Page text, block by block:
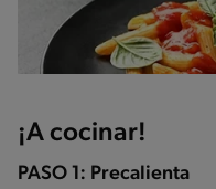
¡A cocinar!
PASO 1: Precalienta